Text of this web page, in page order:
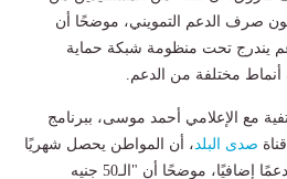
صرف الدعم التمويني، موضحًا أن
يندرج تحت منظومة شبكة حماية
أنماط مختلفة من الدعم.
مع الإعلامي أحمد موسى، ببرنامج
صدى البلد ، أن المواطن يحصل شهريًا
على 150 رغيف خبز و50 جنيهًا دعمًا إضافيًا، موضحًا أن "الـ50 جنيه